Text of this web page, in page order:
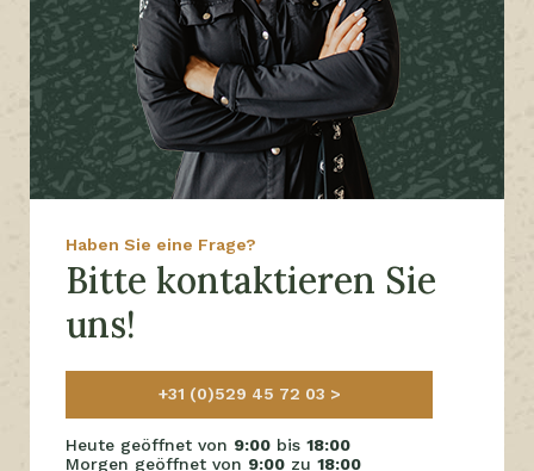
Haben Sie eine Frage?
Bitte kontaktieren Sie
uns!
+31 (0)529 45 72 03
Heute geöffnet von 9:00 bis 18:00
Morgen geöffnet von 9:00 zu 18:00